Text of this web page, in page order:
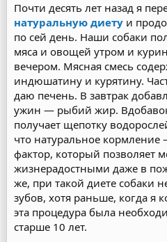
Почти десять лет назад я
натуральную диету и
по сей день. Наши собаки
мяса и овощей утром и
вечером. Мясная смесь
индюшатину и курятину.
даю печень. В завтрак
ужин — рыбий жир.
получает щепотку
что натуральное
фактор, который позволяет
жизнерадостными даже в
же, при такой диете собаки
зубов, хотя раньше, когда я
эта процедура была
старше 10 лет.